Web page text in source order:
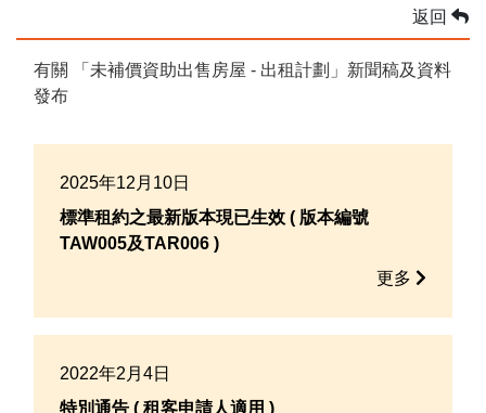
返回
有關 「未補價資助出售房屋 - 出租計劃」新聞稿及資料
發布
2025年12月10日
標準租約之最新版本現已生效 ( 版本編號
TAW005及TAR006 )
更多
2022年2月4日
特別通告 ( 租客申請人適用 )